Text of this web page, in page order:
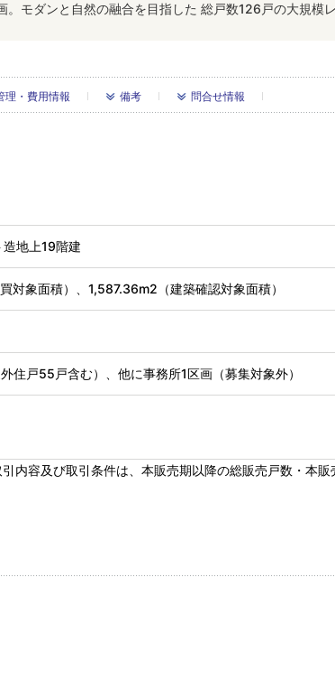
モダンと自然の融合を目指した 総戸数126戸の大規模レ
理・費用情報 備考 問合せ情報
地上19階建
対象面積）、1,587.36m2（建築確認対象面積）
住戸55戸含む）、他に事務所1区画（募集対象外）
内容及び取引条件は、本販売期以降の総販売戸数・本